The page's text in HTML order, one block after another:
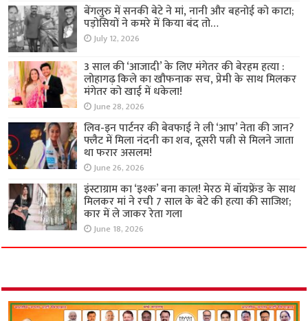
बेंगलुरु में सनकी बेटे ने मां, नानी और बहनोई को काटा;
पड़ोसियों ने कमरे में किया बंद तो…
July 12, 2026
3 साल की ‘आजादी’ के लिए मंगेतर की बेरहम हत्या :
लोहागढ़ किले का खौफनाक सच, प्रेमी के साथ मिलकर
मंगेतर को खाई में धकेला!
June 28, 2026
लिव-इन पार्टनर की बेवफाई ने ली ‘आप’ नेता की जान?
फ्लैट में मिला नंदनी का शव, दूसरी पत्नी से मिलने जाता
था फरार असलम!
June 26, 2026
इंस्टाग्राम का ‘इश्क’ बना काल! मेरठ में बॉयफ्रेंड के साथ
मिलकर मां ने रची 7 साल के बेटे की हत्या की साजिश;
कार में ले जाकर रेता गला
June 18, 2026